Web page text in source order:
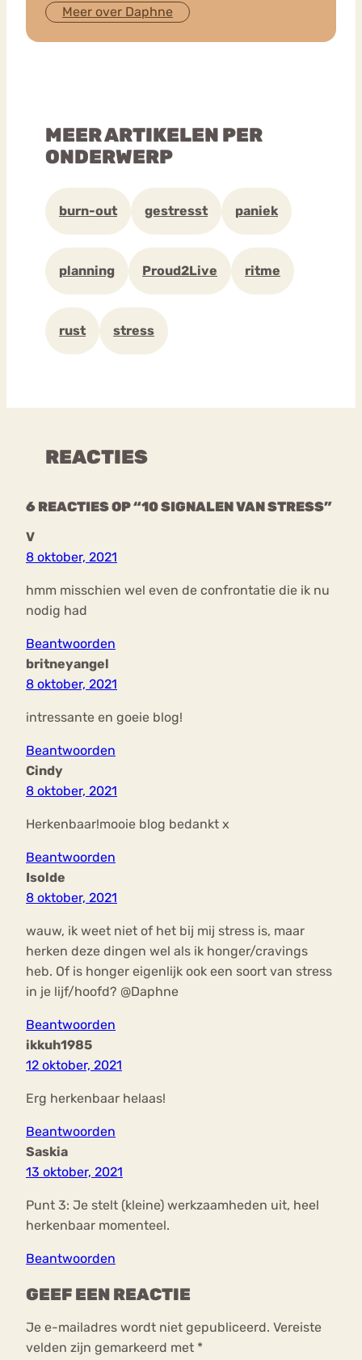
Meer over Daphne
MEER ARTIKELEN PER
ONDERWERP
burn-out gestresst paniek
planning Proud2Live ritme
rust stress
REACTIES
6 REACTIES OP “10 SIGNALEN VAN STRESS”
V
8 oktober, 2021
hmm misschien wel even de confrontatie die ik nu
nodig had
Beantwoorden
britneyangel
8 oktober, 2021
intressante en goeie blog!
Beantwoorden
Cindy
8 oktober, 2021
Herkenbaar!mooie blog bedankt x
Beantwoorden
Isolde
8 oktober, 2021
wauw, ik weet niet of het bij mij stress is, maar
herken deze dingen wel als ik honger/cravings
heb. Of is honger eigenlijk ook een soort van stress
in je lijf/hoofd? @Daphne
Beantwoorden
ikkuh1985
12 oktober, 2021
Erg herkenbaar helaas!
Beantwoorden
Saskia
13 oktober, 2021
Punt 3: Je stelt (kleine) werkzaamheden uit, heel
herkenbaar momenteel.
Beantwoorden
GEEF EEN REACTIE
Je e-mailadres wordt niet gepubliceerd. Vereiste
velden zijn gemarkeerd met *